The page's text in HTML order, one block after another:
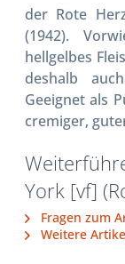
der Rote
(1942).
hellgelbes
deshalb
Geeignet als
cremiger,
York [vf]
Fragen zum
Weitere